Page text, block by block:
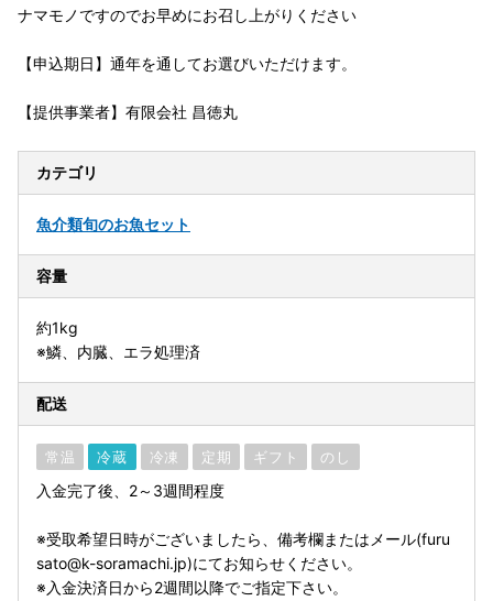
ナマモノですのでお早めにお召し上がりください
【申込期日】通年を通してお選びいただけます。
【提供事業者】有限会社 昌徳丸
カテゴリ
魚介類旬のお魚セット
容量
約1kg
※鱗、内臓、エラ処理済
配送
常温 冷蔵 冷凍 定期 ギフト のし
入金完了後、2～3週間程度
※受取希望日時がございましたら、備考欄またはメール(furu
sato@k-soramachi.jp)にてお知らせください。
※入金決済日から2週間以降でご指定下さい。